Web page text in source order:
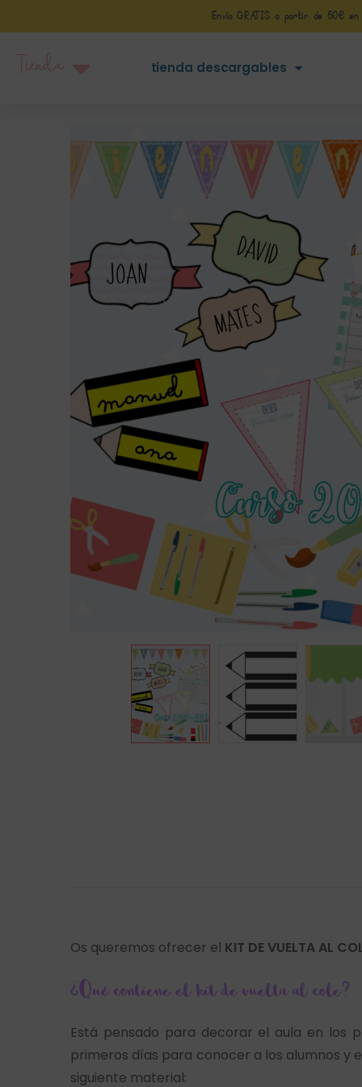
Envío GRATIS a partir de 50€ en
tienda descargables
Os queremos ofrecer el KIT DE VUELTA AL
¿Qué contiene el kit de vuelta al cole?
Está pensado para decorar el aula en los
primeros días para conocer a los alumnos y
siguiente material: